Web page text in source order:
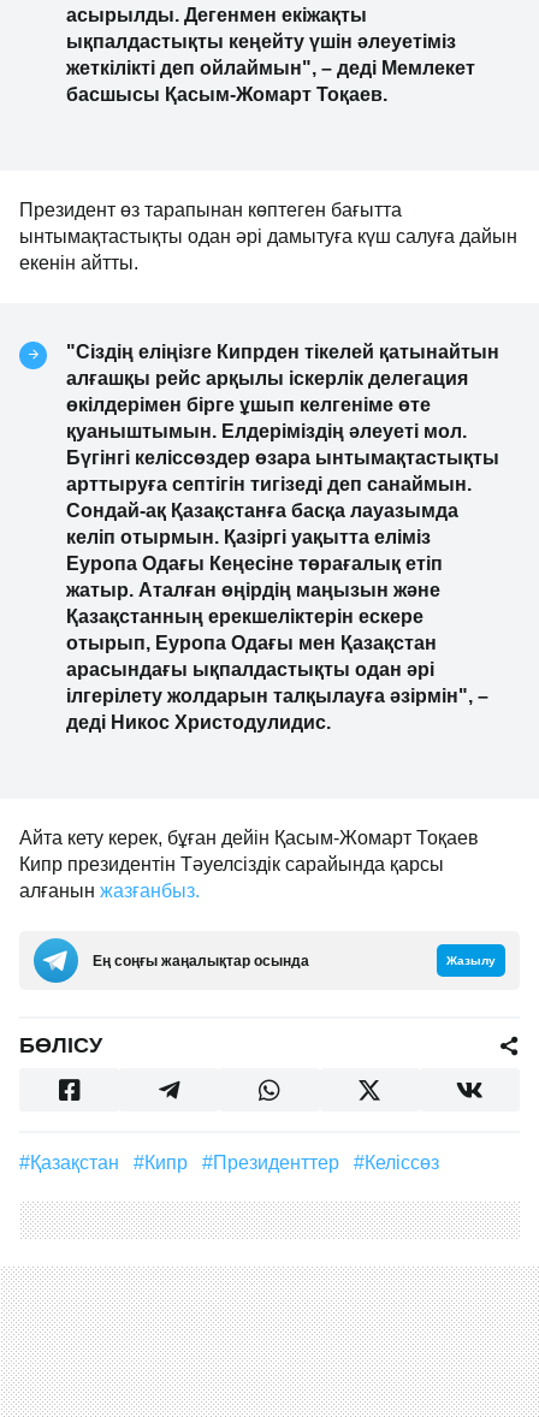
асырылды. Дегенмен екіжақты
ықпалдастықты кеңейту үшін әлеуетіміз
жеткілікті деп ойлаймын", – деді Мемлекет
басшысы Қасым-Жомарт Тоқаев.
Президент өз тарапынан көптеген бағытта
ынтымақтастықты одан әрі дамытуға күш салуға дайын
екенін айтты.
"Сіздің еліңізге Кипрден тікелей қатынайтын
алғашқы рейс арқылы іскерлік делегация
өкілдерімен бірге ұшып келгеніме өте
қуаныштымын. Елдеріміздің әлеуеті мол.
Бүгінгі келіссөздер өзара ынтымақтастықты
арттыруға септігін тигізеді деп санаймын.
Сондай-ақ Қазақстанға басқа лауазымда
келіп отырмын. Қазіргі уақытта еліміз
Еуропа Одағы Кеңесіне төрағалық етіп
жатыр. Аталған өңірдің маңызын және
Қазақстанның ерекшеліктерін ескере
отырып, Еуропа Одағы мен Қазақстан
арасындағы ықпалдастықты одан әрі
ілгерілету жолдарын талқылауға әзірмін", –
деді Никос Христодулидис.
Айта кету керек, бұған дейін Қасым-Жомарт Тоқаев
Кипр президентін Тәуелсіздік сарайында қарсы
алғанын жазғанбыз.
Ең соңғы жаңалықтар осында Жазылу
БӨЛІСУ
#Қазақстан #Кипр #Президенттер #келіссөз